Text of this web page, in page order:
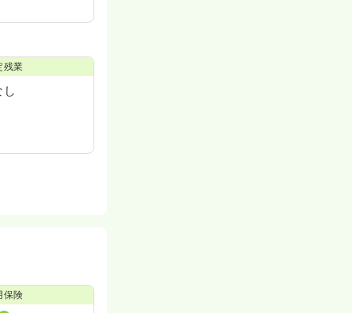
残業
し
保険